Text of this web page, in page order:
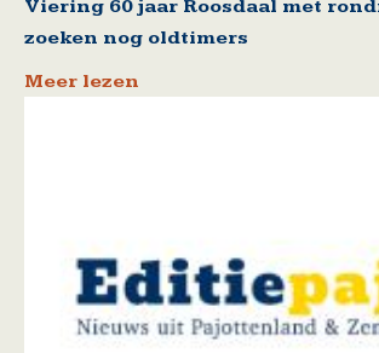
Viering 60 jaar Roosdaal met
zoeken nog oldtimers
Meer lezen